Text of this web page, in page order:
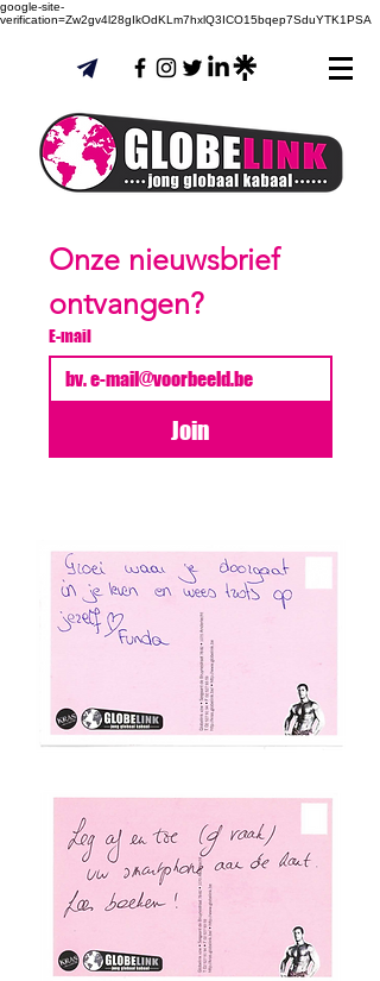
google-site-
verification=Zw2gv4l28gIkOdKLm7hxlQ3ICO15bqep7SduYTK1PSA
Onze nieuwsbrief
ontvangen?
E-mail
Join